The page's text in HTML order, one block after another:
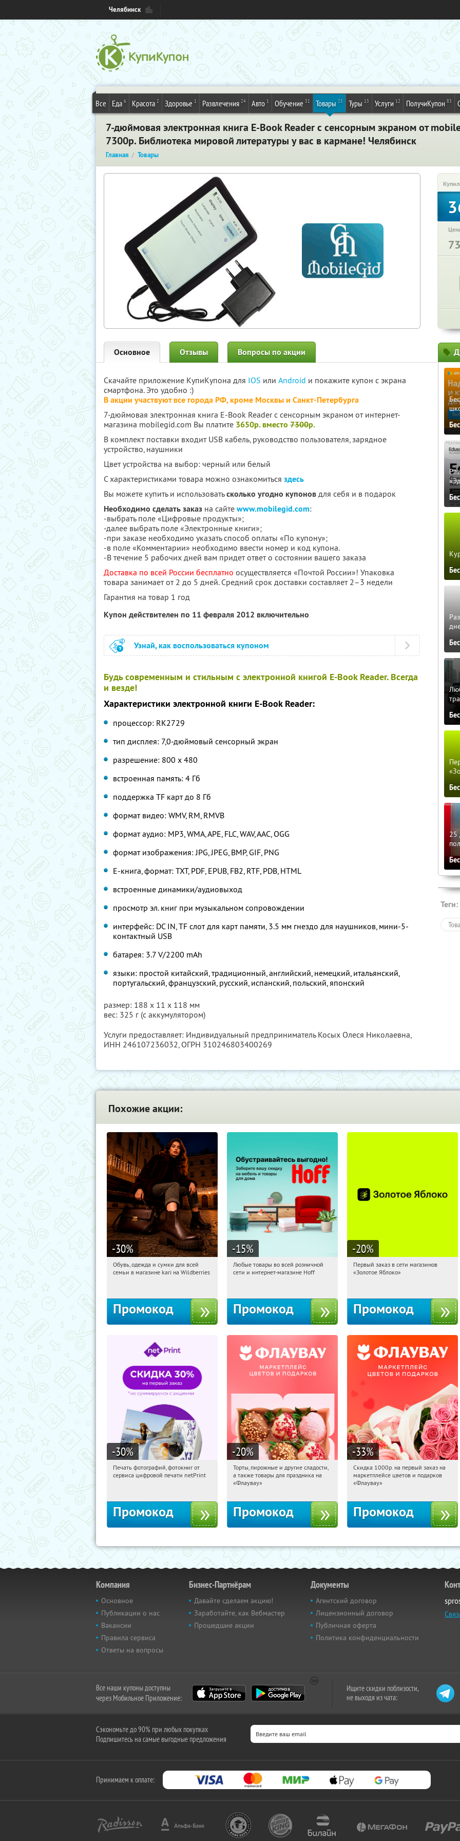
Челябинск
Все Еда 6 Красота 2 Здоровье 1 Развлечения 24 Авто 1 Обучение 31 Товары 25 Туры 13 Услуги 12 ПолучиКупон 83
7-дюймовая электронная книга E-Book Reader с сенсорным экраном от
7300р. Библиотека мировой литературы у вас в кармане! Челябинск
Главная Товары
Основное Отзывы Вопросы по акции
Скачайте приложение КупиКупона для IOS или Android и покажите купон с экрана
смартфона. Это удобно :)
В акции участвуют все города РФ, кроме Москвы и Санкт-Петербурга
7-дюймовая электронная книга E-Book Reader с сенсорным экраном от интернет-
магазина mobilegid.com Вы платите 3650р. вместо 7300р.
В комплект поставки входит USB кабель, руководство пользователя, зарядное
устройство, наушники
Цвет устройства на выбор: черный или белый
С характеристиками товара можно ознакомиться здесь
Вы можете купить и использоватьсколько угодно купонов для себя и в подарок
Необходимо сделать заказ на сайте www.mobilegid.com:
-выбрать поле «Цифровые продукты»;
-далее выбрать поле «Электронные книги»;
-при заказе необходимо указать способ оплаты «По купону»;
-в поле «Комментарии» необходимо ввести номер и код купона.
-В течение 5 рабочих дней вам придет ответ о состоянии вашего заказа
Доставка по всей России бесплатно осуществляется «Почтой России»! Упаковка
товара занимает от 2 до 5 дней. Средний срок доставки составляет 2–3 недели
Гарантия на товар 1 год
Купон действителен по 11 февраля 2012 включительно
Узнай, как воспользоваться купоном
Будь современным и стильным с электронной книгой E-Book Reader. Всегда
и везде!
Характеристики электронной книги E-Book Reader:
процессор: RK2729
тип дисплея: 7,0-дюймовый сенсорный экран
разрешение: 800 х 480
встроенная память: 4 Гб
поддержка TF карт до 8 Гб
формат видео: WMV, RM, RMVB
формат аудио: MP3, WMA, APE, FLC, WAV, AAC, OGG
формат изображения: JPG, JPEG, BMP, GIF, PNG
E-книга, формат: TXT, PDF, EPUB, FB2, RTF, PDB, HTML
встроенные динамики/аудиовыход
просмотр эл. книг при музыкальном сопровождении
интерфейс: DC IN, TF слот для карт памяти, 3.5 мм гнездо для наушников, мини-5-
контактный USB
батарея: 3.7 V/2200 mAh
языки: простой китайский, традиционный, английский, немецкий, итальянский,
португальский, французский, русский, испанский, польский, японский
размер: 188 х 11 х 118 мм
вес: 325 г (с аккумулятором)
Услуги предоставляет: Индивидуальный предприниматель Косых Олеся Николаевна,
ИНН 246107236032, ОГРН 310246803400269
25
Теги:
Похожие акции:
-30%
16:19:45
Получи первым!
Обувь, одежда и сумки для всей
семьи в магазине kari на Wildberries
Промокод
-15%
16:19:45 Получили:
Любые товары во всей розничной
сети и интернет-магазине Hoff
Промокод
-20%
16:19:45
Получи первым!
Первый заказ в сети магазинов
«Золотое Яблоко»
Промокод
-30%
16:19:45 Получили:
Печать фотографий, фотокниг от
сервиса цифровой печати netPrint
Промокод
-20%
16:19:45 Получили:
Россия
Торты, пирожные и другие сладости,
а также товары для праздника на
«Флаувау»
Промокод
-33%
16:19:45 Получили:
Россия
Скидка 1000р. на первый заказ на
маркетплейсе цветов и подарков
«Флаувау»
Промокод
Компания
Основное
Публикации о нас
Вакансии
Правила сервиса
Ответы на вопросы
Бизнес-Партнёрам
Давайте сделаем акцию!
Заработайте, как Вебмастер
Прошедшие акции
Документы
Агентский договор
Лицензионный договор
Публичная оферта
Политика конфиденциальности
Все наши купоны доступны
через Мобильное Приложение:
Ищите скидки поблизости,
не выходя из чата:
Сэкономьте до 90% при любых покупках
Подпишитесь на самые выгодные предложения
Принимаем к оплате: